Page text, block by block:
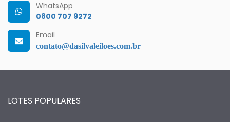
WhatsApp
0800 707 9272
Email
contato@dasilvaleiloes.com.br
LOTES POPULARES